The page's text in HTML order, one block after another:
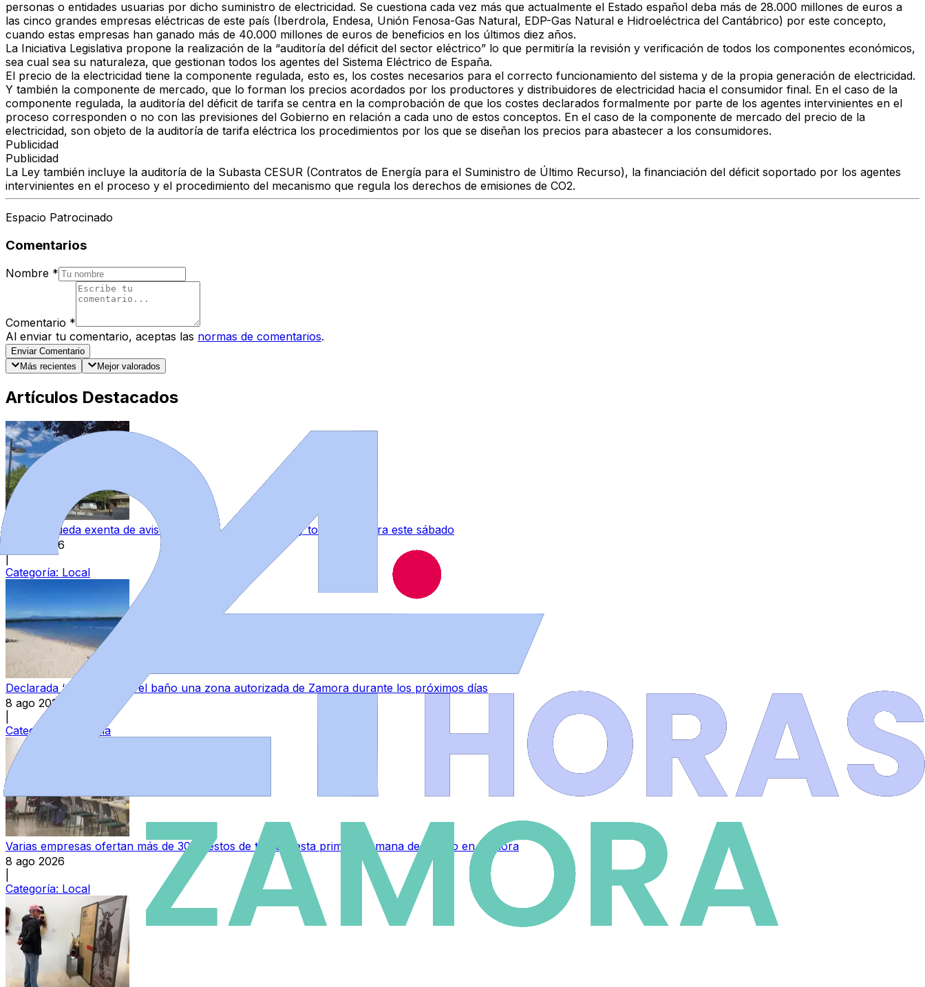
personas o entidades usuarias por dicho suministro de electricidad. Se cuestiona cada vez más que actualmente el Estado español deba más de 28.000 millones de euros a
las cinco grandes empresas eléctricas de este país (Iberdrola, Endesa, Unión Fenosa-Gas Natural, EDP-Gas Natural e Hidroeléctrica del Cantábrico) por este concepto,
cuando estas empresas han ganado más de 40.000 millones de euros de beneficios en los últimos diez años.
La Iniciativa Legislativa propone la realización de la “auditoría del déficit del sector eléctrico” lo que permitiría la revisión y verificación de todos los componentes económicos,
sea cual sea su naturaleza, que gestionan todos los agentes del Sistema Eléctrico de España.
El precio de la electricidad tiene la componente regulada, esto es, los costes necesarios para el correcto funcionamiento del sistema y de la propia generación de electricidad.
Y también la componente de mercado, que lo forman los precios acordados por los productores y distribuidores de electricidad hacia el consumidor final. En el caso de la
componente regulada, la auditoría del déficit de tarifa se centra en la comprobación de que los costes declarados formalmente por parte de los agentes intervinientes en el
proceso corresponden o no con las previsiones del Gobierno en relación a cada uno de estos conceptos. En el caso de la componente de mercado del precio de la
electricidad, son objeto de la auditoría de tarifa eléctrica los procedimientos por los que se diseñan los precios para abastecer a los consumidores.
Publicidad
Publicidad
La Ley también incluye la auditoría de la Subasta CESUR (Contratos de Energía para el Suministro de Último Recurso), la financiación del déficit soportado por los agentes
intervinientes en el proceso y el procedimiento del mecanismo que regula los derechos de emisiones de CO2.
Espacio Patrocinado
Comentarios
Nombre *
Comentario *
Al enviar tu comentario, aceptas las normas de comentarios.
Enviar Comentario
Más recientes
Mejor valorados
Artículos Destacados
Zamora queda exenta de avisos por altas temperaturas y tormentas para este sábado
8 ago 2026
|
Categoría: Local
Declarada ‘no apta’ para el baño una zona autorizada de Zamora durante los próximos días
8 ago 2026
Categoría:
Provincia
Varias empresas ofertan más de 30 puestos de trabajo esta primera semana de agosto en Zamora
8 ago 2026
Categoría: Local